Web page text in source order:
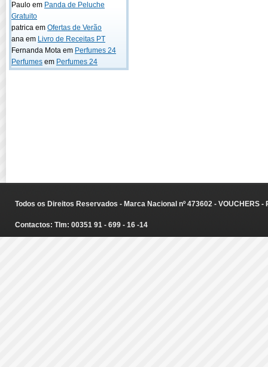
Paulo em Panda de Peluche
Gratuito
patrica em Ofertas de Verão
ana em Livro de Receitas PT
Fernanda Mota em Perfumes 24
Perfumes em Perfumes 24
Todos os Direitos Reservados - Marca Nacional nº 473602 - VOUCHERS
Contactos: Tlm: 00351 91 - 699 - 16 -14